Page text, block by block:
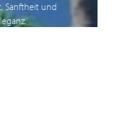
Sanftheit und